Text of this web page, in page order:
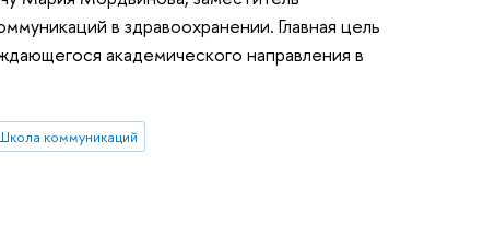
в здравоохранении. Главная цель
академического направления в
коммуникаций